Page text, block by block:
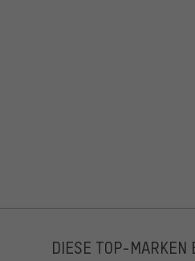
DIESE TOP-MARKEN